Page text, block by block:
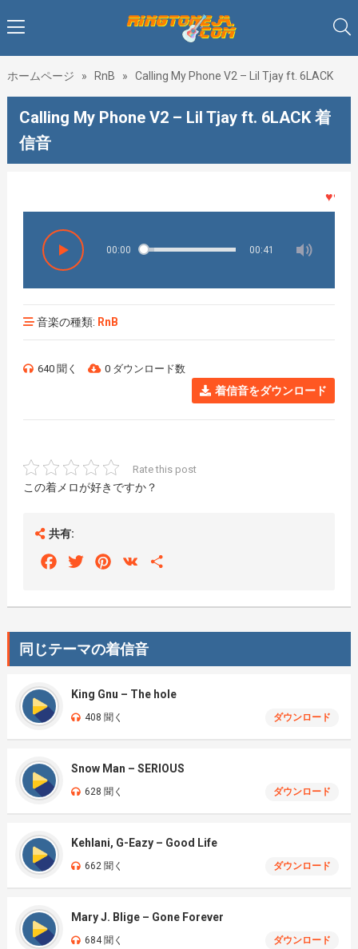
ホームページ » RnB » Calling My Phone V2 – Lil Tjay ft. 6LACK
Calling My Phone V2 – Lil Tjay ft. 6LACK 着
信音
♥♥♥着
00:00 00:41
音楽の種類: RnB
640 聞く 0 ダウンロード数
着信音をダウンロード
Rate this post
この着メロが好きですか？
共有:
FacebookTwitterPinterest
VK
同じテーマの着信音
King Gnu – The hole
408 聞く ダウンロード
Snow Man – SERIOUS
628 聞く ダウンロード
Kehlani, G-Eazy – Good Life
662 聞く ダウンロード
Mary J. Blige – Gone Forever
684 聞く ダウンロード